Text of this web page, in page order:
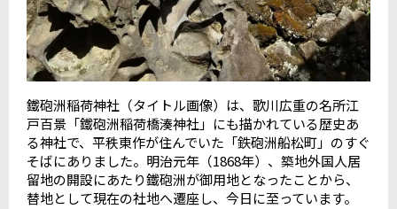
鐵砲洲稲荷神社（タイトル画像）は、歌川広重の名所江
戸百景「鐵砲洲稲荷橋湊神社」にも描かれている歴史あ
る神社で、平秩東作が住んでいた「鉄砲洲船松町」のすぐ
そばにありました。明治元年（1868年）、築地外国人居
留地の開設にあたり鐵砲洲が御用地となったことから、
替地として現在の社地へ遷座し、今日に至っています。